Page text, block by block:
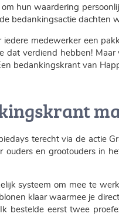
hun waardering
bedankingsactie dachten
iedere medewerker een
dat verdiend hebben!
bedankingskrant van
terecht via de actie
ouders en grootouders in
systeem om mee te
klaar waarmee je
bestelde eerst twee